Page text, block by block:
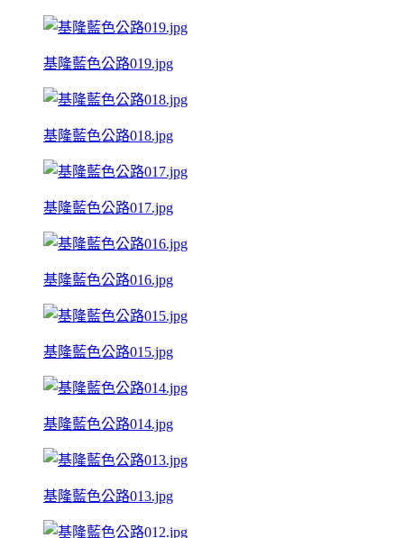
基隆藍色公路019.jpg
基隆藍色公路018.jpg
基隆藍色公路017.jpg
基隆藍色公路016.jpg
基隆藍色公路015.jpg
基隆藍色公路014.jpg
基隆藍色公路013.jpg